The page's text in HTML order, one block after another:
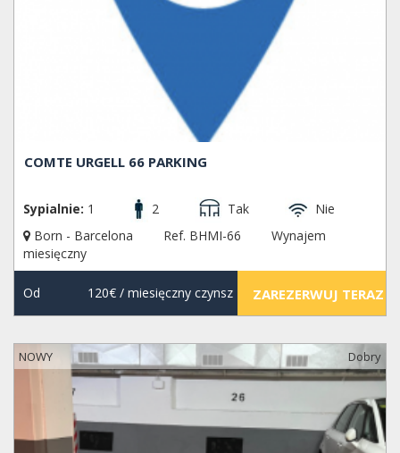
COMTE URGELL 66 PARKING
Sypialnie: 1 2 Tak
Nie
Born - Barcelona
Ref. BHMI-66
Wynajem
miesięczny
Od 120€/ miesięczny czynsz ZAREZERWUJ TERAZ
NOWY Dobry